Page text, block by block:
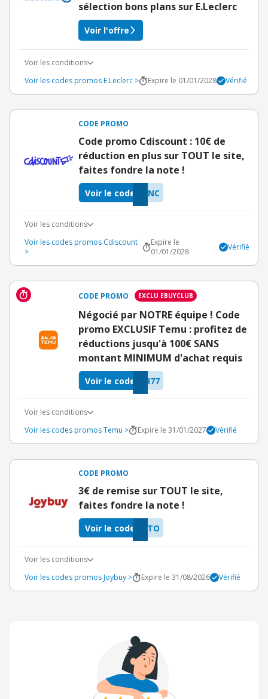
sélection bons plans sur E.Leclerc
Voir l'offre
Voir les conditions
Voir les codes promos E.Leclerc >
Expire le 01/01/2028 Vérifié
CODE PROMO
Code promo Cdiscount : 10€ de
réduction en plus sur TOUT le site,
faites fondre la note !
QNC
Voir le code
Voir les conditions
Voir les codes promos Cdiscount
>
Expire le
01/01/2028
Vérifié
CODE PROMO EXCLU EBUYCLUB
Négocié par NOTRE équipe ! Code
promo EXCLUSIF Temu : profitez de
réductions jusqu'à 100€ SANS
montant MINIMUM d'achat requis
H77
Voir le code
Voir les conditions
Voir les codes promos Temu >
Expire le 31/01/2027 Vérifié
CODE PROMO
3€ de remise sur TOUT le site,
faites fondre la note !
GTO
Voir le code
Voir les conditions
Voir les codes promos Joybuy >
Expire le 31/08/2026 Vérifié